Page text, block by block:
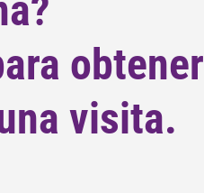
obtener
visita.